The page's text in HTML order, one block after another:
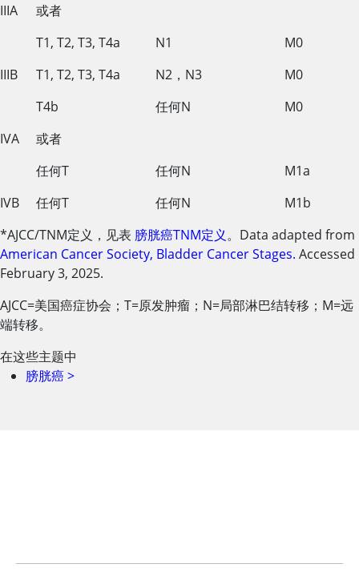
IIIA
或者
T1, T2, T3, T4a
N1
M0
IIIB
T1, T2, T3, T4a N2，N3 M0
IVA
T4b 任何N
M0
或者
任何T
任何N
M1a
IVB
任何T 任何N
M1b
*AJCC/TNM定义，见表 膀胱癌TNM定义。Data adapted from
American Cancer Society, Bladder Cancer Stages. Accessed
February 3, 2025.
AJCC=美国癌症协会；T=原发肿瘤；N=局部淋巴结转移；M=远
端转移。
在这些主题中
膀胱癌>